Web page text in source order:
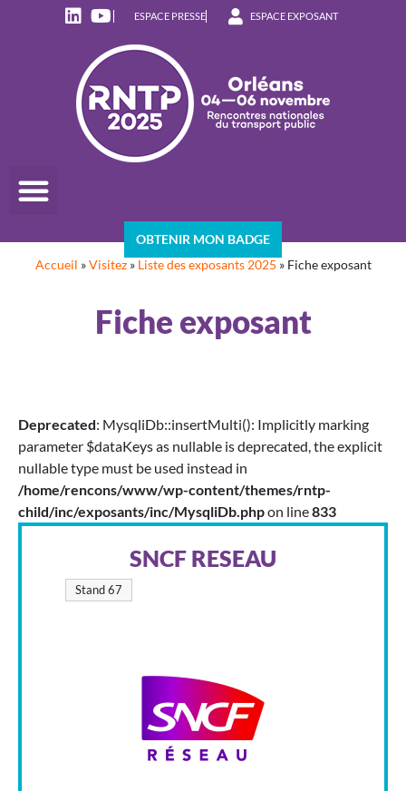
ESPACE PRESSE ESPACE EXPOSANT
OBTENIR MON BADGE
Accueil »Visitez» Liste des exposants 2025 » Fiche exposant
Fiche exposant
Deprecated: MysqliDb::insertMulti(): Implicitly marking
parameter $dataKeys as nullable is deprecated, the explicit
nullable type must be used instead in
/home/rencons/www/wp-content/themes/rntp-
child/inc/exposants/inc/MysqliDb.phpon line833
SNCF RESEAU
Stand 67